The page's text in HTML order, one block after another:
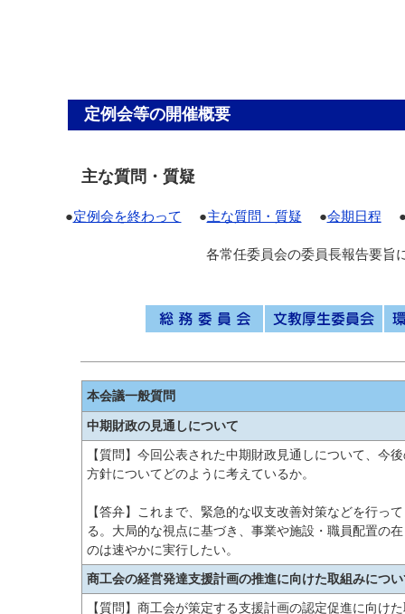
定例会等の開催概要
主な質問・質疑
●定例会を終わって ●主な質問・質疑 ●会期日程
各常任委員会の委員長報告要旨
本会議一般質問
中期財政の見通しについて
【質問】今回公表された中期財政見通しについて、今
方針についてどのように考えているか。
【答弁】これまで、緊急的な収支改善対策などを行っ
る。大局的な視点に基づき、事業や施設・職員配置の
のは速やかに実行したい。
商工会の経営発達支援計画の推進に向けた取組みにつ
【質問】商工会が策定する支援計画の認定促進に向け